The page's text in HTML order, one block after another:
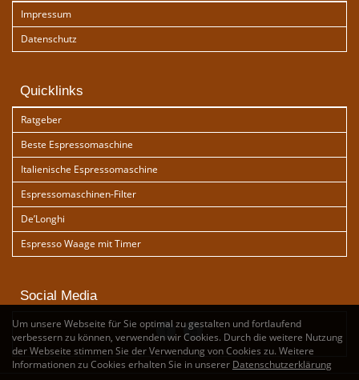
Impressum
Datenschutz
Quicklinks
Ratgeber
Beste Espressomaschine
Italienische Espressomaschine
Espressomaschinen-Filter
De’Longhi
Espresso Waage mit Timer
Social Media
Um unsere Webseite für Sie optimal zu gestalten und fortlaufend
verbessern zu können, verwenden wir Cookies. Durch die weitere Nutzung
der Webseite stimmen Sie der Verwendung von Cookies zu. Weitere
Informationen zu Cookies erhalten Sie in unserer Datenschutzerklärung